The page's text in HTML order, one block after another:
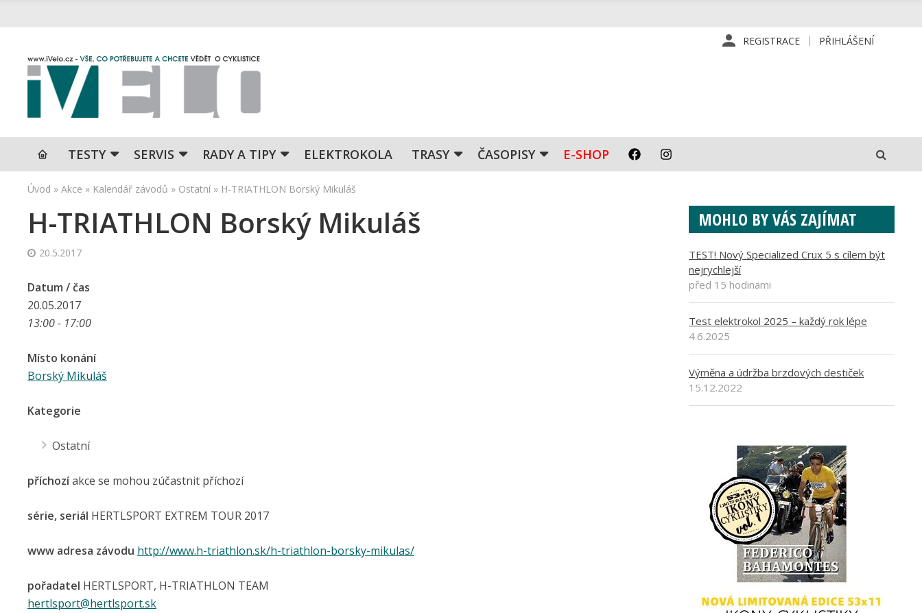
REGISTRACE PŘIHLÁŠENÍ
TESTY SERVIS RADY A TIPY ELEKTROKOLA TRASY ČASOPISY E-SHOP
Úvod » Akce » Kalendář závodů » Ostatní » H-TRIATHLON Borský Mikuláš
H-TRIATHLON Borský Mikuláš
20.5.2017
Datum / čas
20.05.2017
13:00 - 17:00
Místo konání
Borský Mikuláš
Kategorie
Ostatní
příchozíakce se mohou zúčastnit příchozí
série, seriál HERTLSPORT EXTREM TOUR 2017
www adresa závodu http://www.h-triathlon.sk/h-triathlon-borsky-mikulas/
pořadatel HERTLSPORT, H-TRIATHLON TEAM
hertlsport@hertlsport.sk
MOHLO BY VÁS ZAJÍMAT
TEST! Nový Specialized Crux 5 s cílem být
nejrychlejší
před 15 hodinami
Test elektrokol 2025 – každý rok lépe
4.6.2025
Výměna a údržba brzdových destiček
15.12.2022